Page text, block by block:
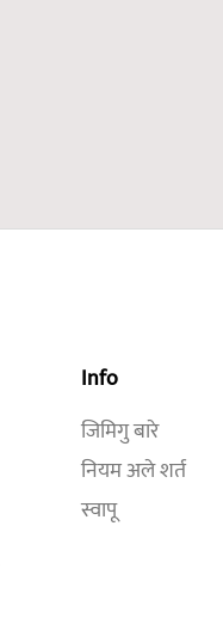
Info
जिमिगु बारे
नियम अले शर्त
स्वापू